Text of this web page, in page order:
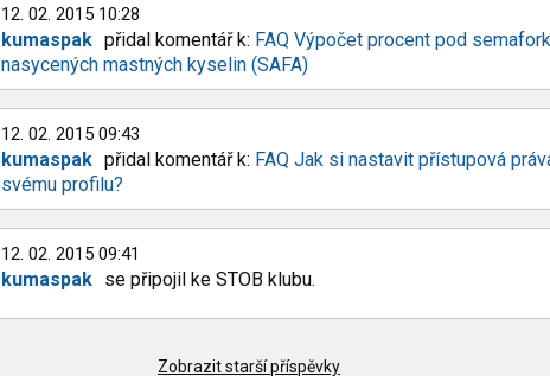
12. 02. 2015 10:28
kumaspak přidal komentář k: FAQ Výpočet procent pod
nasycených mastných kyselin (SAFA)
12. 02. 2015 09:43
kumaspak přidal komentář k: FAQ Jak si nastavit přístupová
svému profilu?
12. 02. 2015 09:41
kumaspak se připojil ke STOB klubu.
Zobrazit starší příspěvky